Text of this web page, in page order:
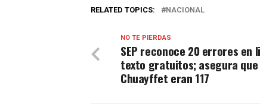
RELATED TOPICS: NACIONAL
NO TE PIERDAS
SEP reconoce 20 errores en
texto gratuitos; asegura
Chuayffet eran 117